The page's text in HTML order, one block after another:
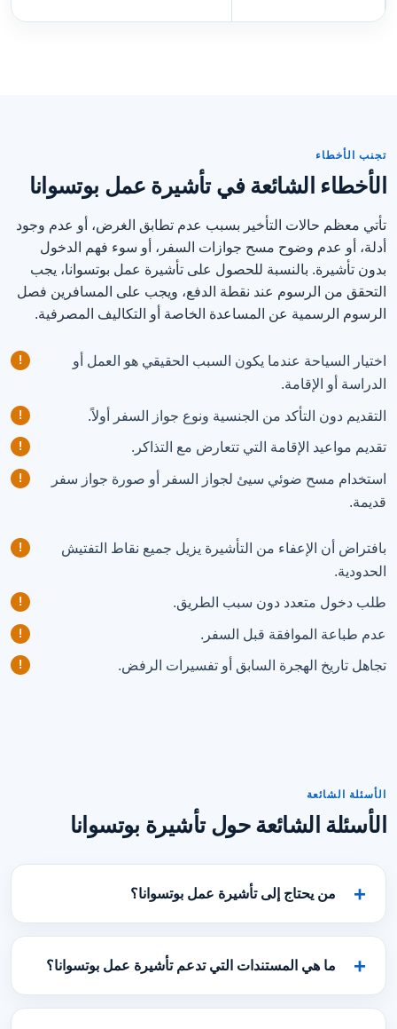
تجنب الأخطاء
الأخطاء الشائعة في تأشيرة عمل بوتسوانا
تأتي معظم حالات التأخير بسبب عدم تطابق الغرض، أو عدم وجود
أدلة، أو عدم وضوح مسح جوازات السفر، أو سوء فهم الدخول
بدون تأشيرة. بالنسبة للحصول على تأشيرة عمل بوتسوانا، يجب
التحقق من الرسوم عند نقطة الدفع، ويجب على المسافرين فصل
الرسوم الرسمية عن المساعدة الخاصة أو التكاليف المصرفية.
اختيار السياحة عندما يكون السبب الحقيقي هو العمل أو
الدراسة أو الإقامة.
التقديم دون التأكد من الجنسية ونوع جواز السفر أولاً.
تقديم مواعيد الإقامة التي تتعارض مع التذاكر.
استخدام مسح ضوئي سيئ لجواز السفر أو صورة جواز سفر
قديمة.
بافتراض أن الإعفاء من التأشيرة يزيل جميع نقاط التفتيش
الحدودية.
طلب دخول متعدد دون سبب الطريق.
عدم طباعة الموافقة قبل السفر.
تجاهل تاريخ الهجرة السابق أو تفسيرات الرفض.
الأسئلة الشائعة
الأسئلة الشائعة حول تأشيرة بوتسوانا
من يحتاج إلى تأشيرة عمل بوتسوانا؟
ما هي المستندات التي تدعم تأشيرة عمل بوتسوانا؟